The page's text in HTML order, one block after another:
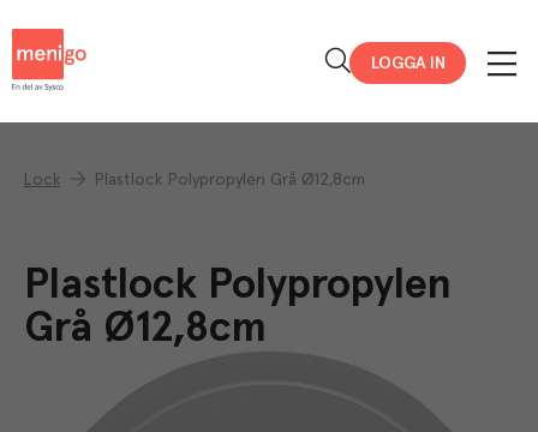
LOGGA IN
Lock Plastlock Polypropylen Grå Ø12,8cm
Plastlock Polypropylen
Grå Ø12,8cm